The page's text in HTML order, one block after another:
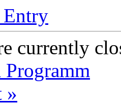
Entry
currently
Programm
»